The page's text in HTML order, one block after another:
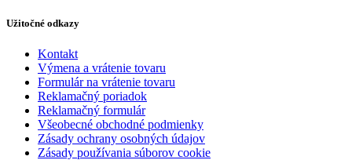
Užitočné odkazy
Kontakt
Výmena a vrátenie tovaru
Formulár na vrátenie tovaru
Reklamačný poriadok
Reklamačný formulár
Všeobecné obchodné podmienky
Zásady ochrany osobných údajov
Zásady používania súborov cookie